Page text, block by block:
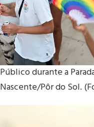
Público durante a
Nascente/Pôr do Sol.